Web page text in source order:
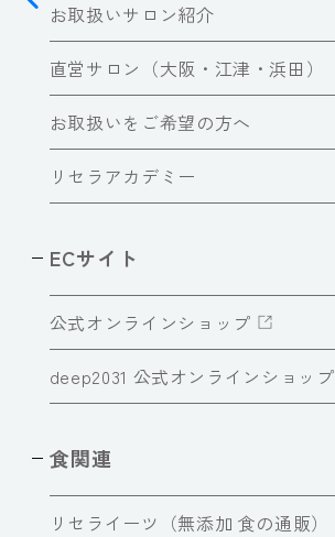
お取扱いサロン紹介
直営サロン（大阪・江津・浜田）
お取扱いをご希望の方へ
リセラアカデミー
ECサイト
公式オンラインショップ
deep2031 公式オンラインショップ
食関連
リセライーツ（無添加 食の通販）